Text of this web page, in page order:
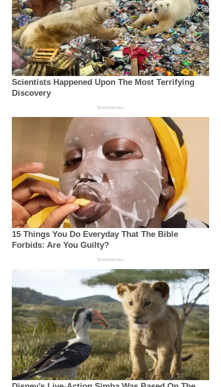
Scientists Happened Upon The Most Terrifying
Discovery
Brainberries
15 Things You Do Everyday That The Bible
Forbids: Are You Guilty?
Brainberries